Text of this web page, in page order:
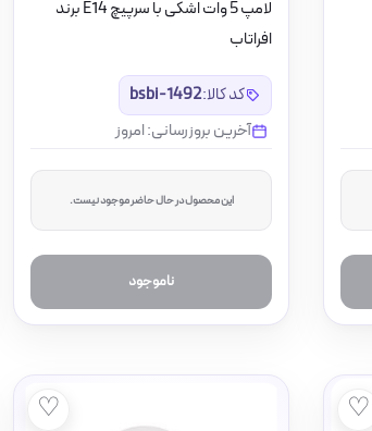
لامپ 5 وات اشکی با سرپیچ E14 برند
افراتاب
کد کالا:bsbi-1492
آخرین بروزرسانی: امروز
این محصول در حال حاضر موجود نیست.
ناموجود
♡
♡